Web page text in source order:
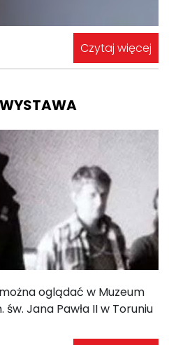
Czytaj więcej
oglądać w Muzeum
św. Jana Pawła II w Toruniu